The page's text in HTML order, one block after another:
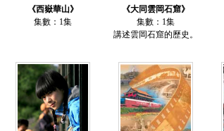
《西嶽華山》
集數：1集
《大同雲岡石窟》
集數：1集
講述雲岡石窟的歷史。